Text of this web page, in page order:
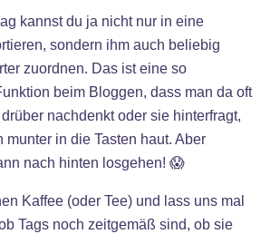
kannst du ja nicht nur in eine
sondern ihm auch beliebig
zuordnen. Das ist eine so
beim Bloggen, dass man da oft
nachdenkt oder sie hinterfragt,
munter in die Tasten haut. Aber
nach hinten losgehen! 😱
Kaffee (oder Tee) und lass uns mal
Tags noch zeitgemäß sind, ob sie